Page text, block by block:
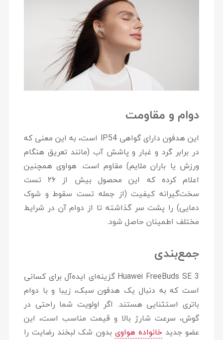
دوام و مقاومت
این هدفون دارای گواهیIP54 است، به این معنی که
در برابر گرد و غبار و پاشش آب (مانند تعریق هنگام
ورزش یا باران ملایم) مقاوم است. هواوی همچنین
اعلام کرده که این محصول بیش از ۲۶ تست
سخت‌گیرانه کیفیت (از جمله تست سقوط و شوک
دمایی) را پشت سر گذاشته تا از دوام آن در شرایط
مختلف اطمینان حاصل شود.
جمع‌بندی
Huawei FreeBuds SE 3 گزینه‌ای ایده‌آل برای کسانی
است که به دنبال یک هدفون سبک، زیبا و با دوام
باتری استثنایی هستند. اگر اولویت شما راحتی در
گوش، سرعت شارژ بالا و قیمت مناسب است، این
عضو جدیدخانواده هواوی بدون شک لبخند رضایت را